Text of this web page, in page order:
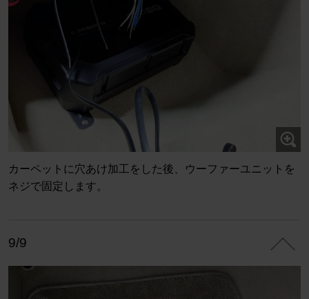
カーペットに穴あけ加工をした後、ウーファーユニットを
ネジで固定します。
9/9